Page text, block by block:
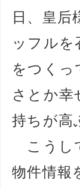
日、皇
ッフル
をつくっ
さとか幸
持ちが高
こうし
物件情報